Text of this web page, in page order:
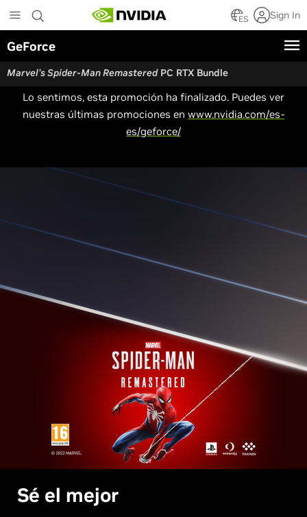
to
main
content
ES Sign In
GeForce
Marvel’s Spider-Man RemasteredPC RTX Bundle
Lo sentimos, esta promoción ha finalizado. Puedes ver
nuestras últimas promociones en www.nvidia.com/es-
es/geforce/
Sé el mejor